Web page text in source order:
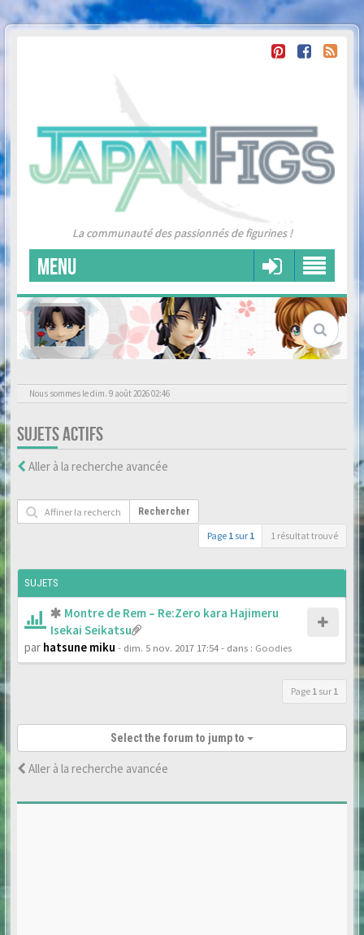
La communauté des passionnés de figurines !
MENU
Nous sommes le dim. 9 août 2026 02:46
SUJETS ACTIFS
Aller à la recherche avancée
Rechercher
Page 1 sur 1 1 résultat trouvé
SUJETS
Montre de Rem – Re:Zero kara Hajimeru
Isekai Seikatsu
par hatsune miku - dim. 5 nov. 2017 17:54- dans : Goodies
Page 1 sur 1
Select the forum to jump to
Aller à la recherche avancée